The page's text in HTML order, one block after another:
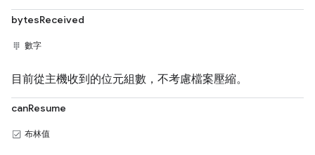
bytesReceived
數字
目前從主機收到的位元組數，不考慮檔案壓縮。
canResume
布林值